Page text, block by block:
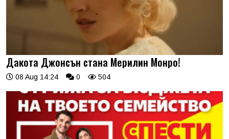
Дакота Джонсън стана Мерилин Монро!
08 Aug 14:24 0 504